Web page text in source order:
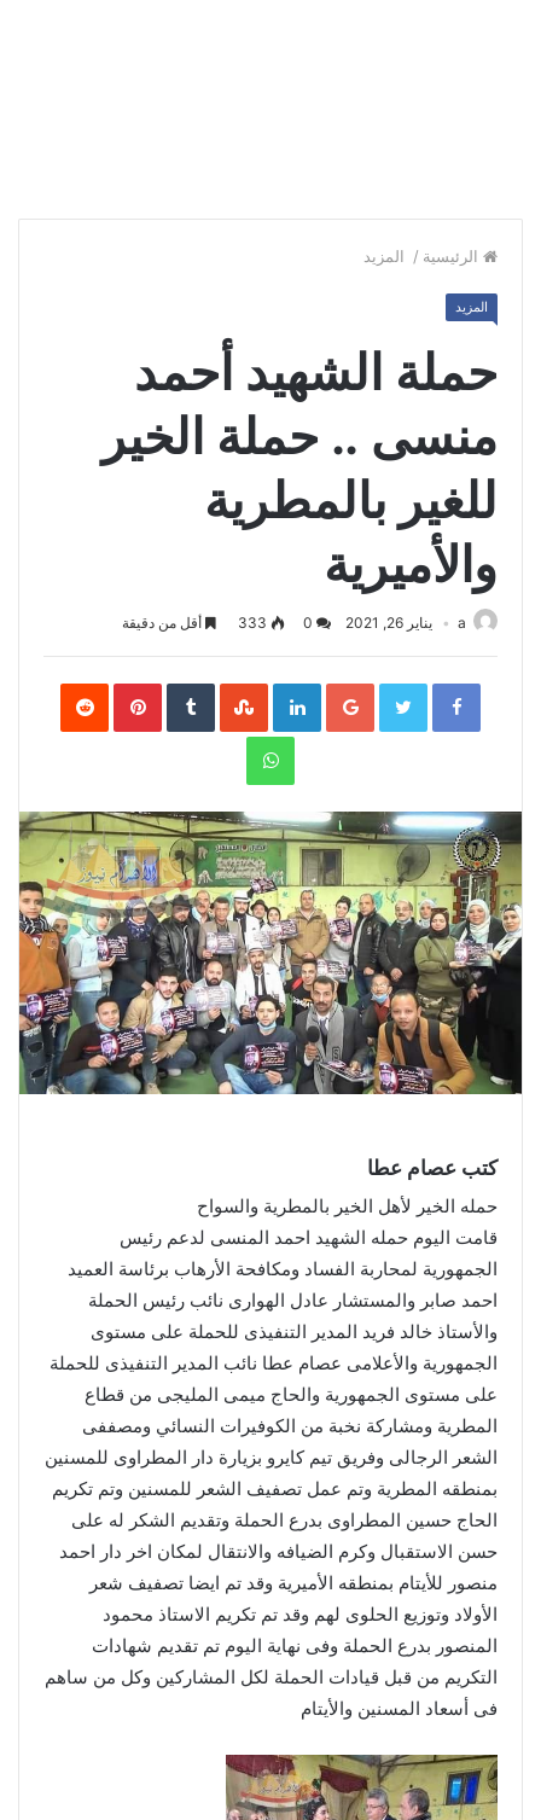
الرئيسية / المزيد
المزيد
حملة الشهيد أحمد
منسى .. حملة الخير
للغير بالمطرية
والأميرية
a يناير 26, 2021 333 أقل من دقيقة
Facebook
Twitter
Google+
LinkedIn
Pinterest
WhatsApp
كتب عصام عطا
حمله الخير لأهل الخير بالمطرية والسواح
قامت اليوم حمله الشهيد احمد المنسى لدعم رئيس
الجمهورية لمحاربة الفساد ومكافحة الأرهاب برئاسة العميد
احمد صابر والمستشار عادل الهوارى نائب رئيس الحملة
والأستاذ خالد فريد المدير التنفيذى للحملة على مستوى
الجمهورية والأعلامى عصام عطا نائب المدير التنفيذى للحملة
على مستوى الجمهورية والحاج ميمى المليجى من قطاع
المطرية ومشاركة نخبة من الكوفيرات النسائي ومصففى
الشعر الرجالى وفريق تيم كايرو بزيارة دار المطراوى للمسنين
بمنطقه المطرية وتم عمل تصفيف الشعر للمسنين وتم تكريم
الحاج حسين المطراوى بدرع الحملة وتقديم الشكر له على
حسن الاستقبال وكرم الضيافه والانتقال لمكان اخر دار احمد
منصور للأيتام بمنطقه الأميرية وقد تم ايضا تصفيف شعر
الأولاد وتوزيع الحلوى لهم وقد تم تكريم الاستاذ محمود
المنصور بدرع الحملة وفى نهاية اليوم تم تقديم شهادات
التكريم من قبل قيادات الحملة لكل المشاركين وكل من ساهم
فى أسعاد المسنين والأيتام